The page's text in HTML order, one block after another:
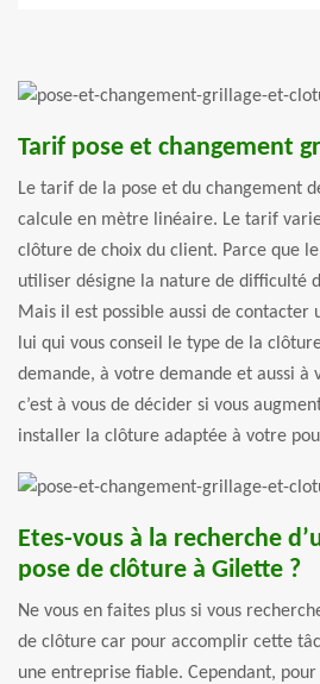
Tarif pose et changement
Le tarif de la pose et du changement
calcule en mètre linéaire. Le tarif
clôture de choix du client. Parce que
utiliser désigne la nature de difficulté
Mais il est possible aussi de contacter
lui qui vous conseil le type de la
demande, à votre demande et aussi à
c’est à vous de décider si vous
installer la clôture adaptée à votre
Etes-vous à la recherche
pose de clôture à Gilette ?
Ne vous en faites plus si vous
de clôture car pour accomplir cette
une entreprise fiable. Cependant,